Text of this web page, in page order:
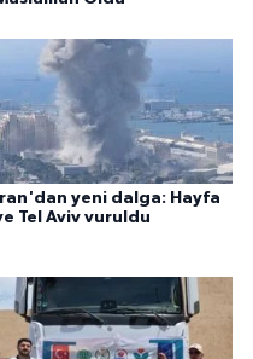
İran'dan yeni dalga: Hayfa
Tel Aviv vuruldu